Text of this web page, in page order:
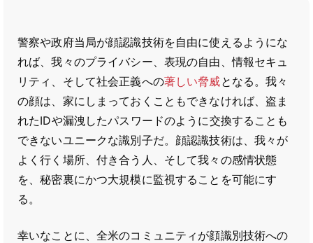
警察や政府当局が顔認識技術を自由に使えるようにな
れば、我々のプライバシー、表現の自由、情報セキュ
リティ、そして社会正義への著しい脅威となる。我々
の顔は、家にしまっておくこともできなければ、盗ま
れたIDや漏洩したパスワードのように交換することも
できないユニークな識別子だ。顔認識技術は、我々が
よく行く場所、付き合う人、そして我々の感情状態
を、秘密裏にかつ大規模に監視することを可能にす
る。
幸いなことに、全米のコミュニティが顔識別技術への